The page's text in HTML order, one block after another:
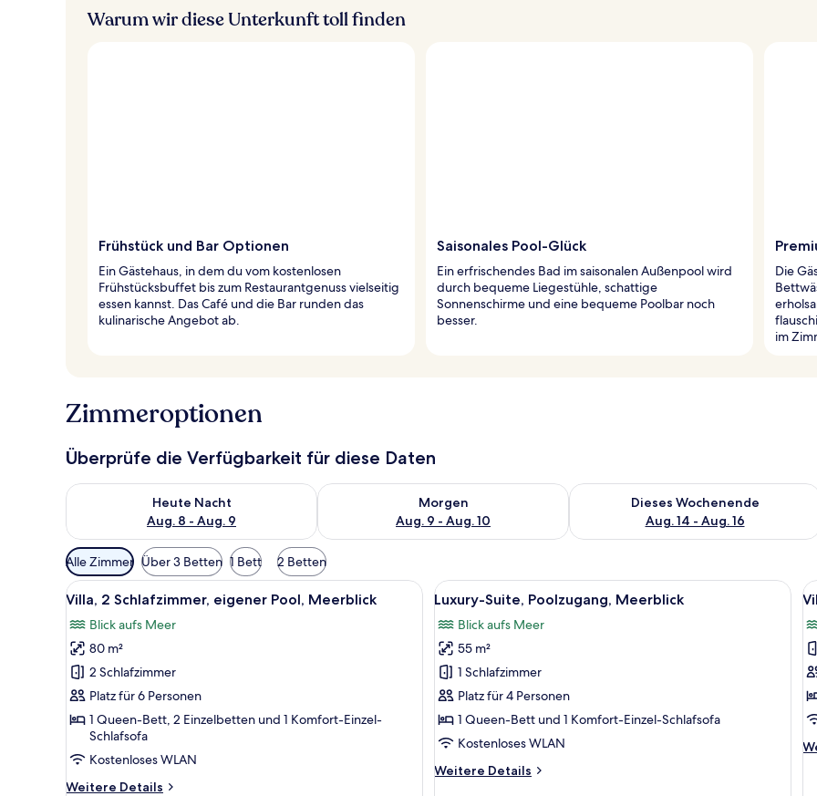
Warum wir diese Unterkunft toll finden
Frühstück und Bar Optionen
Ein Gästehaus, in dem du vom kostenlosen
Frühstücksbuffet bis zum Restaurantgenuss vielseitig
essen kannst. Das Café und die Bar runden das
kulinarische Angebot ab.
Saisonales Pool-Glück
Ein erfrischendes Bad im saisonalen Außenpool wird
durch bequeme Liegestühle, schattige
Sonnenschirme und eine bequeme Poolbar noch
besser.
Die
im
Zimmeroptionen
Überprüfe die Verfügbarkeit für diese Daten
Heute Nacht
Aug. 8 - Aug. 9
Überprüfe die Verfügbarkeit für heute Nacht, Aug. 8 - Aug. 9.
Morgen
Aug. 9 - Aug. 10
Überprüfe die Verfügbarkeit für morgen, Aug. 9 - Aug. 10.
Dieses Wochenende
Aug. 14 - Aug. 16
Überprüfe die Verfügbarkeit für
Verfügbare
Filter
für
Zimmer
Alle Zimmer Über 3 Betten 1 Bett 2 Betten
Alle
Fotos
für
Villa,
2 Schlafzimmer,
eigener
Pool,
Meerblick
anzeigen
Ein Poolbereich im modernen Stil mit einer Steinwand, zwei Liegestühlen und einer Pergola.
13
Villa, 2 Schlafzimmer, eigener Pool, Meerblick
Blick aufs Meer
80 m²
2 Schlafzimmer
Platz für 6 Personen
1 Queen-Bett, 2 Einzelbetten und 1 Komfort-Einzel-
Schlafsofa
Kostenloses WLAN
Weitere Details
Weitere
Alle
Fotos
für
Luxury-
Suite,
Poolzugang,
Meerblick
anzeigen
Luxury-Suite, Poolzugang,
10
Luxury-Suite, Poolzugang, Meerblick
Blick aufs Meer
55 m²
1 Schlafzimmer
Platz für 4 Personen
1 Queen-Bett und 1 Komfort-Einzel-Schlafsofa
Kostenloses WLAN
Weitere Details
Weitere